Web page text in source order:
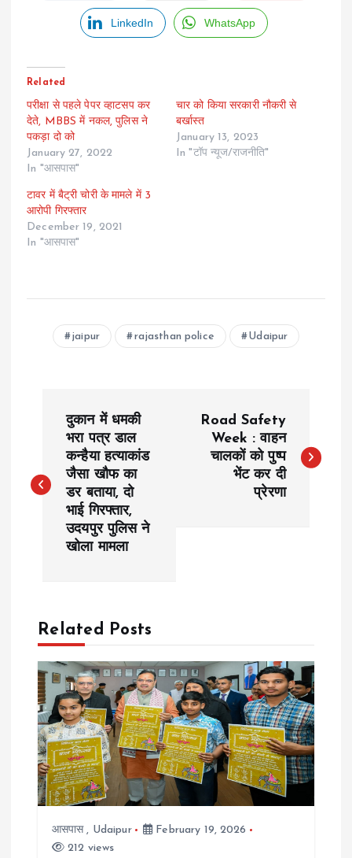
LinkedIn WhatsApp
Related
परीक्षा से पहले पेपर व्हाटसप कर
देते, MBBS में नकल, पुलिस ने
पकड़ा दो को
January 27, 2022
In "आसपास"
चार को किया सरकारी नौकरी से
बर्खास्त
January 13, 2023
In "टॉप न्यूज/राजनीति"
टावर में बैट्री चोरी के मामले में 3
आरोपी गिरफ्तार
December 19, 2021
In "आसपास"
jaipur rajasthan police Udaipur
s
v
g
a
t
दुकान में धमकी
भरा पत्र डाल
कन्हैया हत्याकांड
जैसा खौफ का
डर बताया, दो
भाई गिरफ्तार,
उदयपुर पुलिस ने
खोला मामला
Road Safety
Week : वाहन
चालकों को पुष्प
भेंट कर दी
प्रेरणा
Related Posts
आसपास, Udaipur
February 19, 2026
212 views